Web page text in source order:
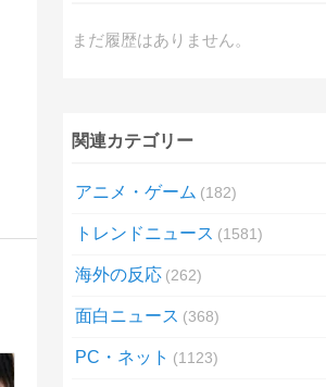
まだ履歴はありません。
関連カテゴリー
アニメ・ゲーム 182
トレンドニュース 1581
海外の反応 262
面白ニュース 368
PC・ネット 1123